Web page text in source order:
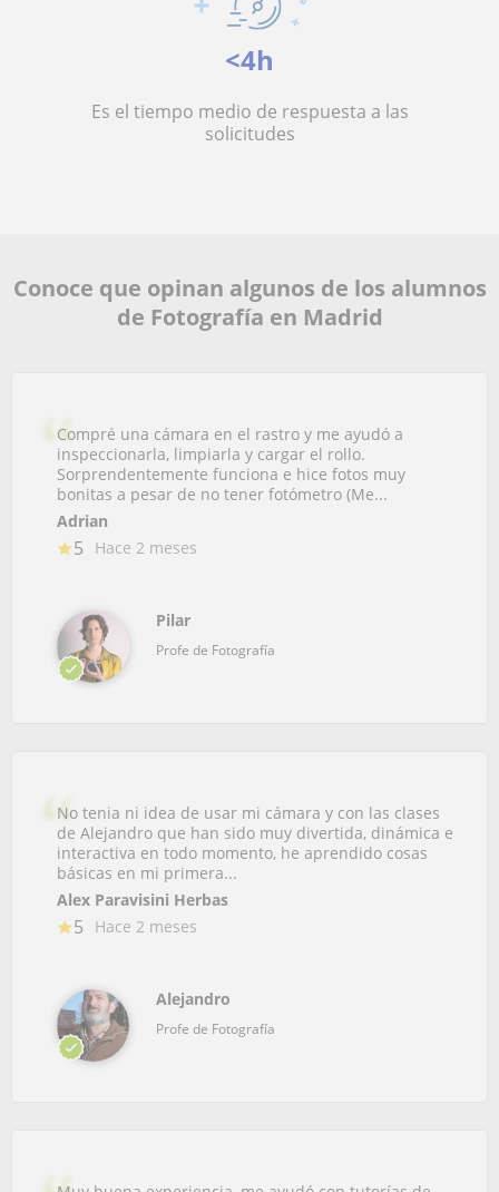
<4h
Es el tiempo medio de respuesta a las
solicitudes
Conoce que opinan algunos de los alumnos
de Fotografía en Madrid
Compré una cámara en el rastro y me ayudó a
inspeccionarla, limpiarla y cargar el rollo.
Sorprendentemente funciona e hice fotos muy
bonitas a pesar de no tener fotómetro (Me...
Adrian
5 Hace 2 meses
Pilar
Profe de Fotografía
No tenia ni idea de usar mi cámara y con las clases
de Alejandro que han sido muy divertida, dinámica e
interactiva en todo momento, he aprendido cosas
básicas en mi primera...
Alex Paravisini Herbas
5 Hace 2 meses
Alejandro
Profe de Fotografía